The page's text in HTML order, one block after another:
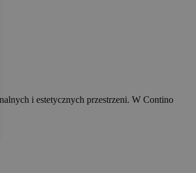
i estetycznych przestrzeni. W Contino